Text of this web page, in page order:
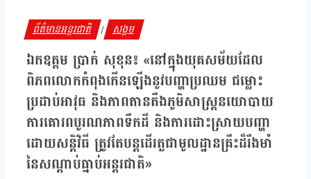
ព័ត៌មានអន្តរជាតិ | សង្គម
ឯកឧត្តម ប្រាក់ សុខុន៖ «នៅក្នុងយុគសម័យដែល
ពិភពលោកកំពុងកើនឡើងនូវបញ្ហាប្រឈម ជម្លោះ
ប្រដាប់អាវុធ និងភាពតានតឹងភូមិសាស្ត្រនយោបាយ
ការគោរពបូរណភាពទឹកដី និងការដោះស្រាយបញ្ហា
ដោយសន្តិវិធី ត្រូវតែបន្តដើរតួជាមូលដ្ឋានគ្រឹះដ៏រឹងមាំ
នៃសណ្តាប់ធ្នាប់អន្តរជាតិ»